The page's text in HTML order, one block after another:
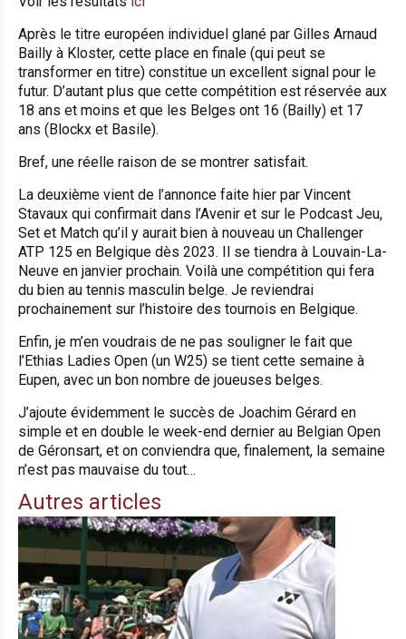
Après le titre européen individuel glané par Gilles Arnaud
Bailly à Kloster, cette place en finale (qui peut se
transformer en titre) constitue un excellent signal pour le
futur. D’autant plus que cette compétition est réservée aux
18 ans et moins et que les Belges ont 16 (Bailly) et 17
ans (Blockx et Basile).
Bref, une réelle raison de se montrer satisfait.
La deuxième vient de l’annonce faite hier par Vincent
Stavaux qui confirmait dans l’Avenir et sur le Podcast Jeu,
Set et Match qu’il y aurait bien à nouveau un Challenger
ATP 125 en Belgique dès 2023. Il se tiendra à Louvain-La-
Neuve en janvier prochain. Voilà une compétition qui fera
du bien au tennis masculin belge. Je reviendrai
prochainement sur l’histoire des tournois en Belgique.
Enfin, je m’en voudrais de ne pas souligner le fait que
l’Ethias Ladies Open (un W25) se tient cette semaine à
Eupen, avec un bon nombre de joueuses belges.
J’ajoute évidemment le succès de Joachim Gérard en
simple et en double le week-end dernier au Belgian Open
de Géronsart, et on conviendra que, finalement, la semaine
n’est pas mauvaise du tout…
Autres articles